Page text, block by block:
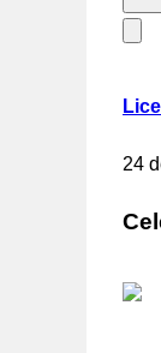
24